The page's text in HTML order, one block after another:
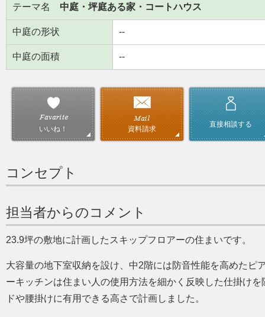
テーマ名 中庭・坪庭ある家・コートハウス
中庭の形状 --
中庭の面積 --
いいね！ 資料請求
直接相談する
コンセプト
担当者からのコメント
23.9坪の敷地に計画したスキップフロアーの住まいです。
大容量の地下室収納を設け、中2階には防音性能を高めたピ
ーキッチンは住まい人の使用方法を細かく反映した仕掛け
ドや腰掛けに有用できる高さで計画しました。